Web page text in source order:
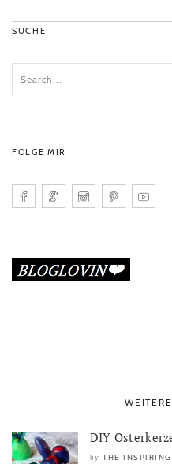
SUCHE
FOLGE MIR
DIY
by THE